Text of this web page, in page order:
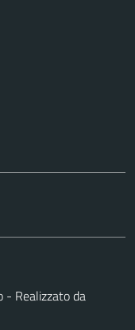
- Realizzato da